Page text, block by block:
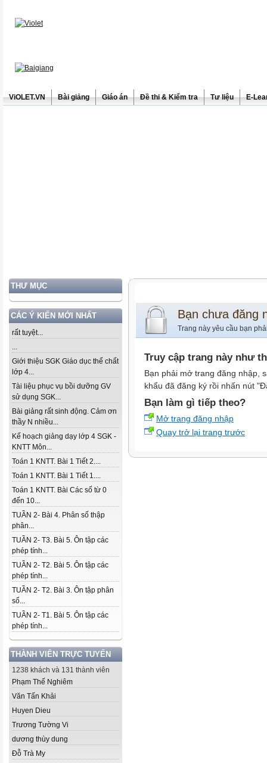
ViOLET.VN Bài giảng Giáo án Đề thi & Kiểm tra Tư liệu E-
THƯ MỤC
CÁC Ý KIẾN MỚI NHẤT
rất tuyệt...
...
Giới thiệu SGK Giáo dục thể chất
lớp 4...
Tài liệu phục vụ bồi dưỡng GV
sử dụng SGK...
Bài giảng rất sinh động. Cảm ơn
thầy N nhiều...
Kế hoạch giảng dạy lớp 4 SGK -
KNTT Môn...
Toán 1 KNTT. Bài 1 Tiết 2....
Toán 1 KNTT. Bài 1 Tiết 1....
Toán 1 KNTT. Bài Các số từ 0
đến 10...
TUẦN 2- Bài 4. Phân số thập
phân...
TUẦN 2- T3. Bài 5. Ôn tập các
phép tính...
TUẦN 2- T2. Bài 5. Ôn tập các
phép tính...
TUẦN 2- T2. Bài 3. Ôn tập phân
số...
TUẦN 2- T1. Bài 5. Ôn tập các
phép tính...
THÀNH VIÊN TRỰC TUYẾN
1238 khách và 131 thành viên
Phạm Thế Nghiêm
Văn Tấn Khải
Huyen Dieu
Trương Tường Vi
dương thùy dung
Đỗ Trà My
Bạn chưa đăng
Trang này yêu cầu bạn
Truy cập trang này như
Bạn phải mở trang đăng nhập,
khẩu đã đăng ký rồi nhấn nút
Bạn làm gì tiếp theo?
Mở trang đăng nhập
Quay trở lại trang trước